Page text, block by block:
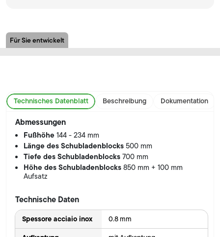
Für Sie entwickelt
Technisches Datenblatt Beschreibung Dokumentation
Abmessungen
Fußhöhe144 - 234 mm
Länge des Schubladenblocks500 mm
Tiefe des Schubladenblocks700 mm
Höhe des Schubladenblocks850 mm + 100 mm
Aufsatz
Technische Daten
Spessore acciaio inox 0.8 mm